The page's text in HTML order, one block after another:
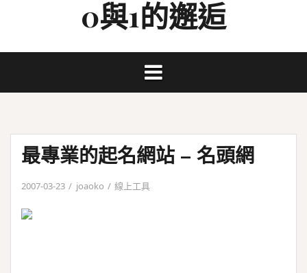
0與1的邂逅
最專業的起名網站 – 名頭網
2007-03-23 joaoko 線上工具